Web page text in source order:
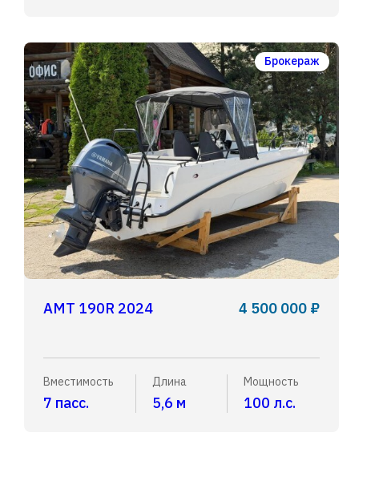
Брокераж
AMT 190R 2024 4 500 000 ₽
Вместимость
7 пасс.
Длина
5,6 м
Мощность
100 л.с.